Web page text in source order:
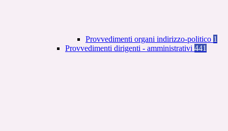
Provvedimenti organi indirizzo-politico 1
Provvedimenti dirigenti - amministrativi 441